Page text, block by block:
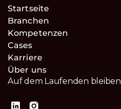
Startseite
Branchen
Kompetenzen
Cases
Karriere
Über uns
Auf dem Laufenden bleiben